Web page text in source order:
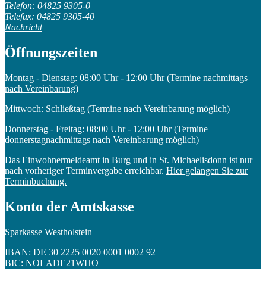
Telefon: 04825 9305-0
Telefax: 04825 9305-40
Nachricht
Öffnungszeiten
Montag - Dienstag: 08:00 Uhr - 12:00 Uhr (Termine nachmittags
nach Vereinbarung)
Mittwoch: Schließtag (Termine nach Vereinbarung möglich)
Donnerstag - Freitag: 08:00 Uhr - 12:00 Uhr (Termine
donnerstagnachmittags nach Vereinbarung möglich)
Das Einwohnermeldeamt in Burg und in St. Michaelisdonn ist nur
nach vorheriger Terminvergabe erreichbar. Hier gelangen Sie zur
Terminbuchung.
Konto der Amtskasse
Sparkasse Westholstein
IBAN: DE 30 2225 0020 0001 0002 92
BIC: NOLADE21WHO